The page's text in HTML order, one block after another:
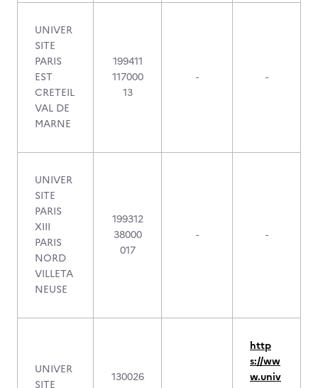
UNIVER
SITE
PARIS
EST
CRETEIL
VAL DE
MARNE
199411
117000
13
- -
UNIVER
SITE
PARIS
XIII
PARIS
NORD
VILLETA
NEUSE
199312
38000
017
- -
UNIVER
SITE
130026
http
s://ww
w.univ